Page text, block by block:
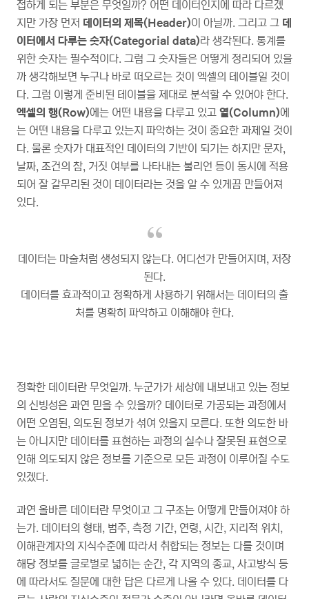
접하게 되는 부분은 무엇일까? 어떤 데이터인지에 따라 다르겠
지만 가장 먼저 데이터의 제목(Header)이 아닐까. 그리고 그 데
이터에서 다루는 숫자(Categorial data)라 생각된다. 통계를
위한 숫자는 필수적이다. 그럼 그 숫자들은 어떻게 정리되어 있을
까 생각해보면 누구나 바로 떠오르는 것이 엑셀의 테이블일 것이
다. 그럼 이렇게 준비된 테이블을 제대로 분석할 수 있어야 한다.
엑셀의 행(Row)에는 어떤 내용을 다루고 있고 열(Column)에
는 어떤 내용을 다루고 있는지 파악하는 것이 중요한 과제일 것이
다. 물론 숫자가 대표적인 데이터의 기반이 되기는 하지만 문자,
날짜, 조건의 참, 거짓 여부를 나타내는 불리언 등이 동시에 적용
되어 잘 갈무리된 것이 데이터라는 것을 알 수 있게끔 만들어져
있다.
데이터는 마술처럼 생성되지 않는다. 어디선가 만들어지며, 저장
된다.
데이터를 효과적이고 정확하게 사용하기 위해서는 데이터의 출
처를 명확히 파악하고 이해해야 한다.
정확한 데이터란 무엇일까. 누군가가 세상에 내보내고 있는 정보
의 신빙성은 과연 믿을 수 있을까? 데이터로 가공되는 과정에서
어떤 오염된, 의도된 정보가 섞여 있을지 모른다. 또한 의도한 바
는 아니지만 데이터를 표현하는 과정의 실수나 잘못된 표현으로
인해 의도되지 않은 정보를 기준으로 모든 과정이 이루어질 수도
있겠다.
과연 올바른 데이터란 무엇이고 그 구조는 어떻게 만들어져야 하
는가. 데이터의 형태, 범주, 측정 기간, 연령, 시간, 지리적 위치,
이해관계자의 지식수준에 따라서 취합되는 정보는 다를 것이며
해당 정보를 글로벌로 넓히는 순간, 각 지역의 종교, 사고방식 등
에 따라서도 질문에 대한 답은 다르게 나올 수 있다. 데이터를 다